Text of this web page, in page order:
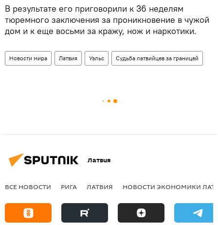
В результате его приговорили к 36 неделям
тюремного заключения за проникновение в чужой
дом и к еще восьми за кражу, нож и наркотики.
Новости мира Латвия Уэльс Судьба латвийцев за границей
Латвия
ВСЕ НОВОСТИ РИГА ЛАТВИЯ НОВОСТИ ЭКОНОМИКИ